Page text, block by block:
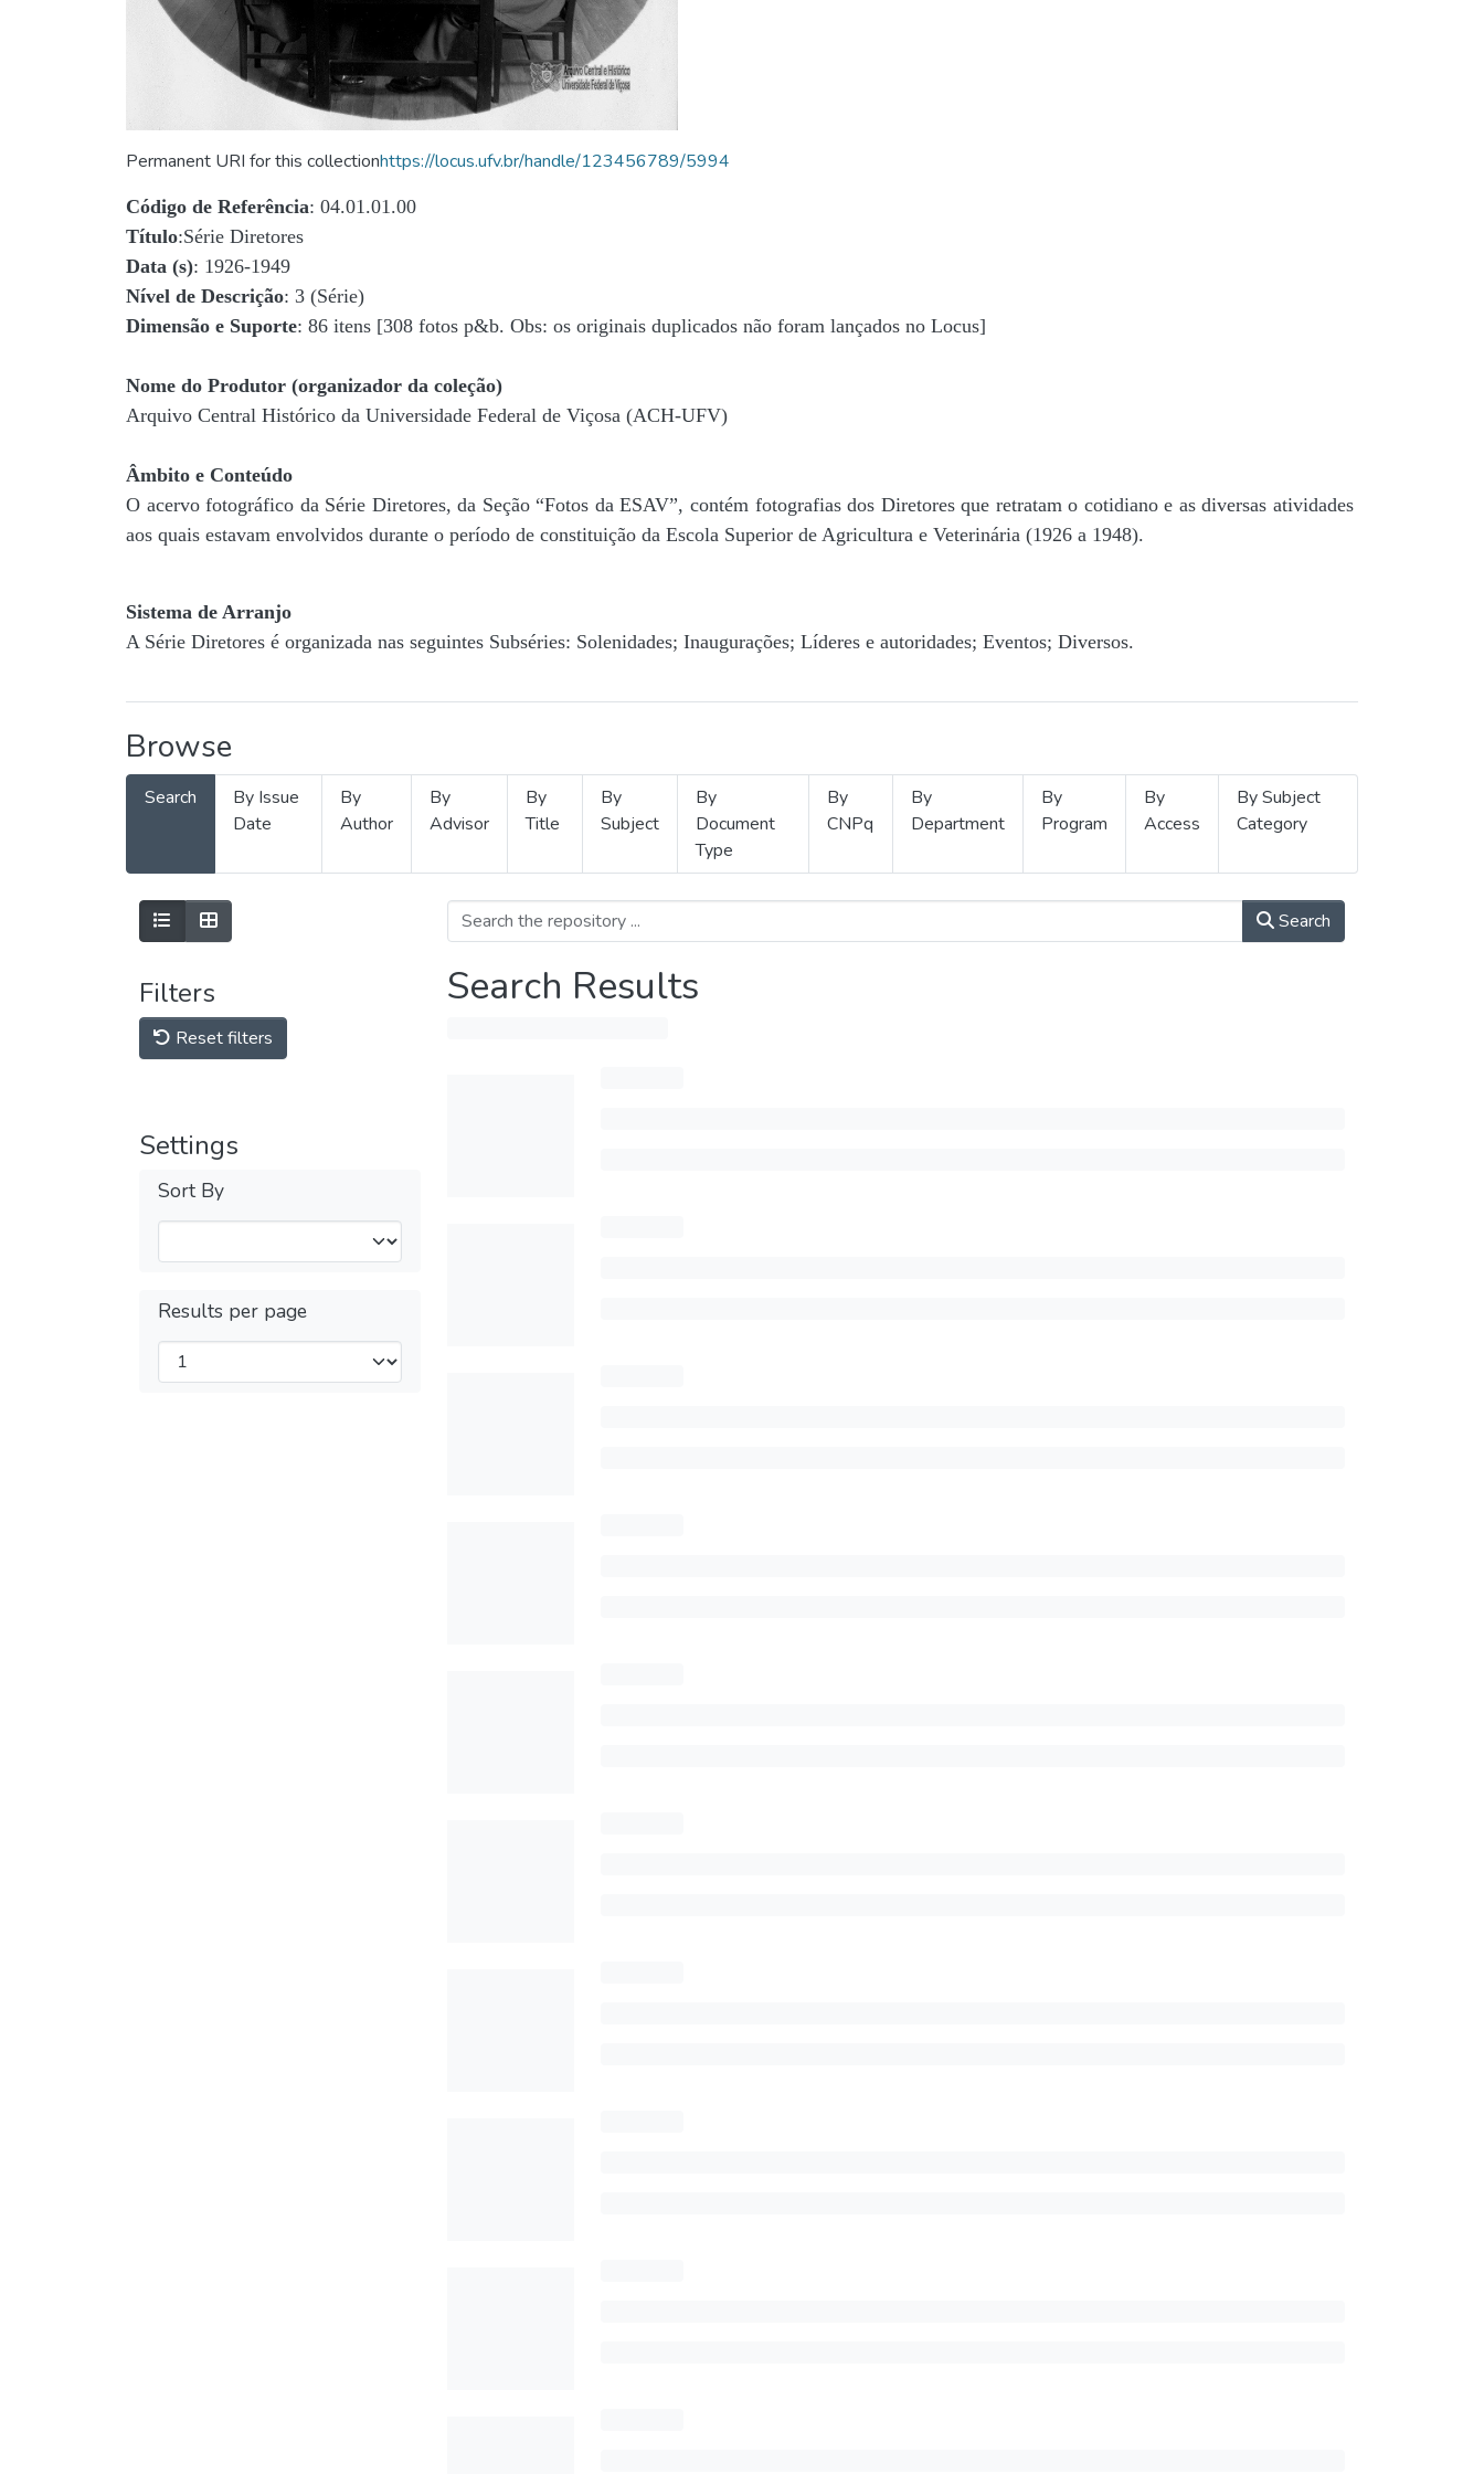
Permanent URI for this collectionhttps://locus.ufv.br/handle/123456789/5994
Código de Referência: 04.01.01.00
Título:Série Diretores
Data (s): 1926-1949
Nível de Descrição: 3 (Série)
Dimensão e Suporte: 86 itens [308 fotos p&b. Obs: os originais duplicados não foram lançados no Locus]
Nome do Produtor (organizador da coleção)
Arquivo Central Histórico da Universidade Federal de Viçosa (ACH-UFV)
Âmbito e Conteúdo
O acervo fotográfico da Série Diretores, da Seção “Fotos da ESAV”, contém fotografias dos Diretores que retratam o cotidiano e as diversas atividades
aos quais estavam envolvidos durante o período de constituição da Escola Superior de Agricultura e Veterinária (1926 a 1948).
Sistema de Arranjo
A Série Diretores é organizada nas seguintes Subséries: Solenidades; Inaugurações; Líderes e autoridades; Eventos; Diversos.
Browse
Search
By Issue
Date
By
Author
By
Advisor
By
Title
By
Subject
By
Document
Type
By
CNPq
By
Department
By
Program
By
Access
By Subject
Category
Filters
Reset filters
Settings
Sort By
Results per page
Search
Search Results